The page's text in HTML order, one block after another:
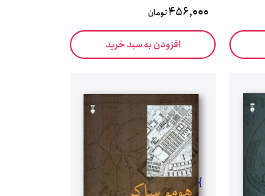
456,000تومان
افزودن به سبد خرید
}